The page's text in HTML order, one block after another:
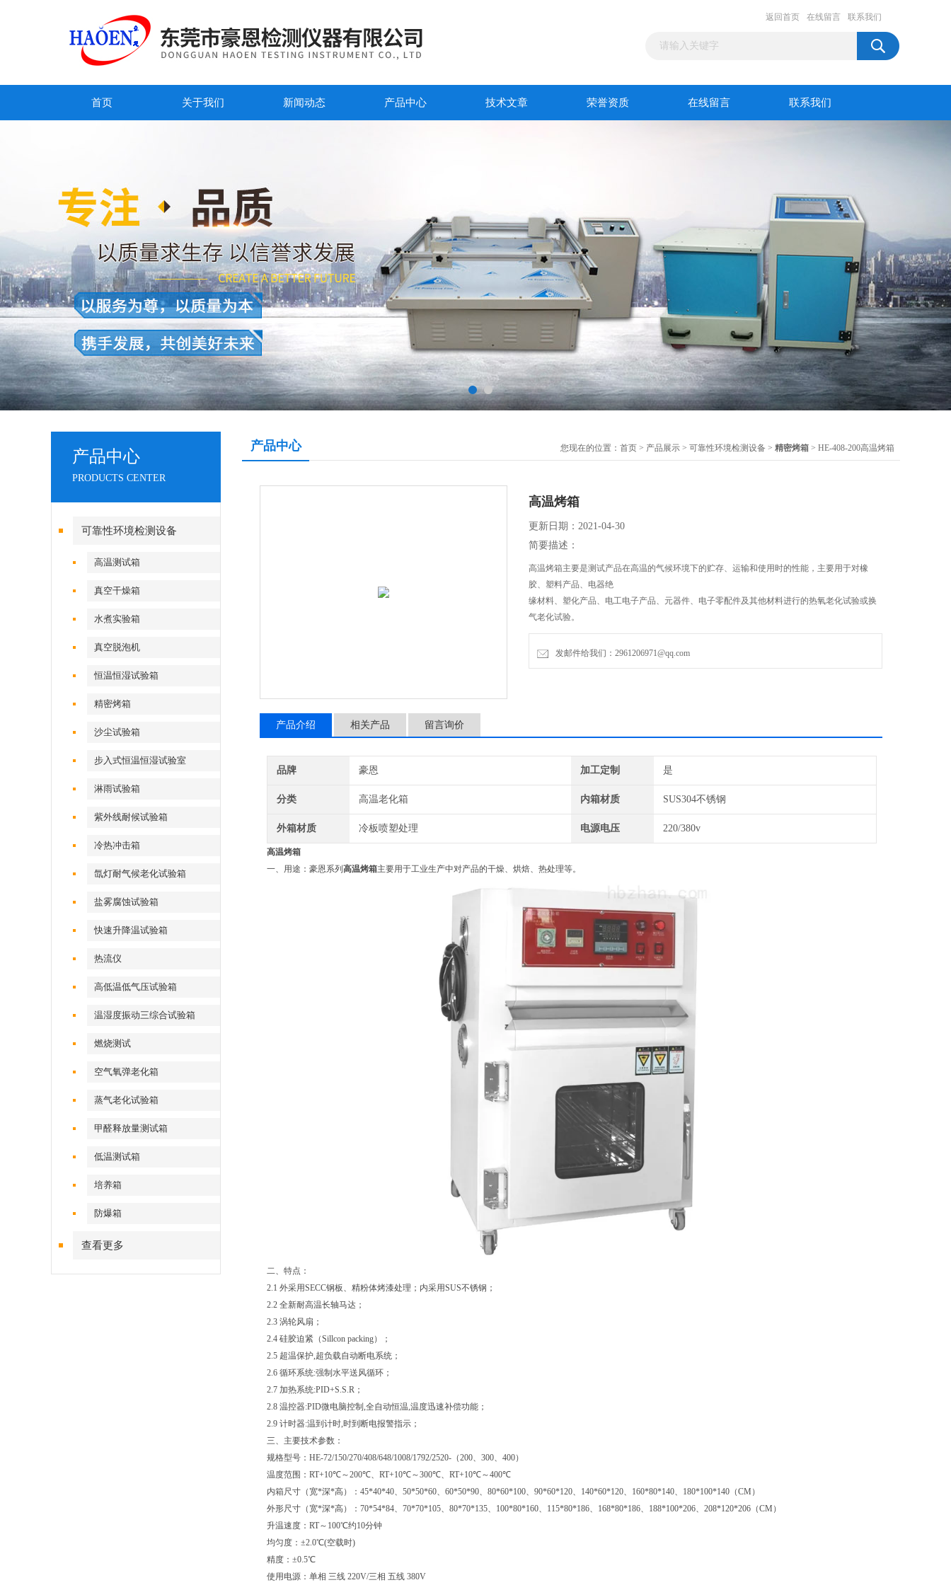
返回首页 在线留言 联系我们
首页 关于我们 新闻动态 产品中心 技术文章 荣誉资质 在线留言 联系我们
产品中心
PRODUCTS CENTER
可靠性环境检测设备
高温测试箱
真空干燥箱
水煮实验箱
真空脱泡机
恒温恒湿试验箱
精密烤箱
沙尘试验箱
步入式恒温恒湿试验室
淋雨试验箱
紫外线耐候试验箱
冷热冲击箱
氙灯耐气候老化试验箱
盐雾腐蚀试验箱
快速升降温试验箱
热流仪
高低温低气压试验箱
温湿度振动三综合试验箱
燃烧测试
空气氧弹老化箱
蒸气老化试验箱
甲醛释放量测试箱
低温测试箱
培养箱
防爆箱
查看更多
产品中心 您现在的位置： 首页 > 产品展示 > 可靠性环境检测设备 > 精密烤箱 > HE-408-200高温烤箱
高温烤箱
更新日期：2021-04-30
简要描述：
高温烤箱主要是测试产品在高温的气候环境下的贮存、运输和使用时的性能，主要用于对橡
胶、塑料产品、电器绝
缘材料、塑化产品、电工电子产品、元器件、电子零配件及其他材料进行的热氧老化试验或换
气老化试验。
发邮件给我们：2961206971@qq.com
产品介绍 相关产品 留言询价
品牌 豪恩 加工定制 是
分类 高温老化箱 内箱材质 SUS304不锈钢
外箱材质 冷板喷塑处理 电源电压 220/380v
高温烤箱
一、用途：豪恩系列 高温烤箱主要用于工业生产中对产品的干燥、烘焙、热处理等。
二、特点：
2.1 外采用SECC钢板、精粉体烤漆处理；内采用SUS不锈钢；
2.2 全新耐高温长轴马达；
2.3 涡轮风扇；
2.4 硅胶迫紧（Sillcon packing）；
2.5 超温保护,超负载自动断电系统；
2.6 循环系统:强制水平送风循环；
2.7 加热系统:PID+S.S.R；
2.8 温控器:PID微电脑控制,全自动恒温,温度迅速补偿功能；
2.9 计时器:温到计时,时到断电报警指示；
三、主要技术参数：
规格型号：HE-72/150/270/408/648/1008/1792/2520-（200、300、400）
温度范围：RT+10℃～200℃、RT+10℃～300℃、RT+10℃～400℃
内箱尺寸（宽*深*高）：45*40*40、50*50*60、60*50*90、80*60*100、90*60*120、140*60*120、160*80*140、180*100*140（CM）
外形尺寸（宽*深*高）：70*54*84、70*70*105、80*70*135、100*80*160、115*80*186、168*80*186、188*100*206、208*120*206（CM）
升温速度：RT～100℃约10分钟
均匀度：±2.0℃(空载时)
精度：±0.5℃
使用电源：单相 三线 220V/三相 五线 380V